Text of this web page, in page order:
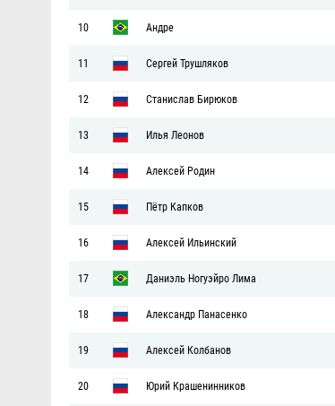
10 Андре
11 Сергей Трушляков
12 Станислав Бирюков
13 Илья Леонов
14 Алексей Родин
15 Пётр Капков
16 Алексей Ильинский
17 Даниэль Ногуэйро Лима
18 Александр Панасенко
19 Алексей Колбанов
20 Юрий Крашенинников